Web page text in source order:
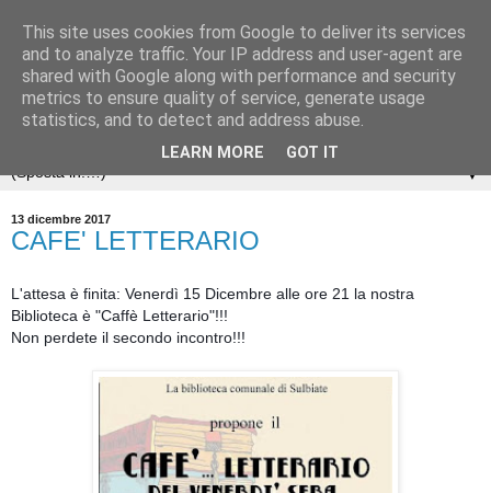
▼
13 dicembre 2017
CAFE' LETTERARIO
L'attesa è finita: Venerdì 15 Dicembre alle ore 21 la nostra
Biblioteca è "Caffè Letterario"!!!
Non perdete il secondo incontro!!!
This site uses cookies from Google to deliver its services
and to analyze traffic. Your IP address and user-agent are
shared with Google along with performance and security
metrics to ensure quality of service, generate usage
statistics, and to detect and address abuse.
LEARN MORE GOT IT